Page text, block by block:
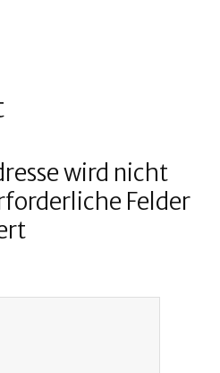
wird nicht
Felder